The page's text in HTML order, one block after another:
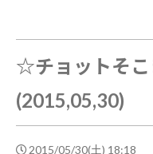
☆チョットそこ
(2015,05,30)
2015/05/30(土) 18:18